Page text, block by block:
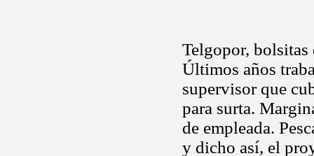
Telgopor, bolsitas
Últimos años
supervisor que
para surta.
de empleada.
y dicho así, el